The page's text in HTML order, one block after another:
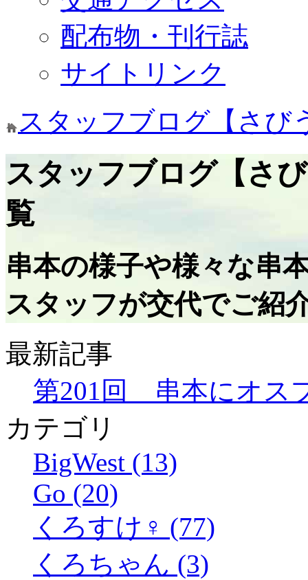
配布物・刊行誌
サイトリンク
スタッフブログ【さび
スタッフブログ【さ
覧
串本の様子や様々な串
スタッフが交代でご紹
最新記事
第201回 串本にオス
カテゴリ
BigWest (13)
Go (20)
くろすけ♀ (77)
くろちゃん (3)